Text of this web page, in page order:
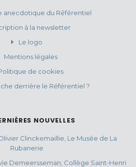
anecdotique du Référentiel
à la newsletter
Le logo
Mentions légales
de cookies
derrière le Référentiel ?
NOUVELLES
Clinckemaillie, Le Musée de La
Rubanerie
Demeersseman, Collège Saint-Henri